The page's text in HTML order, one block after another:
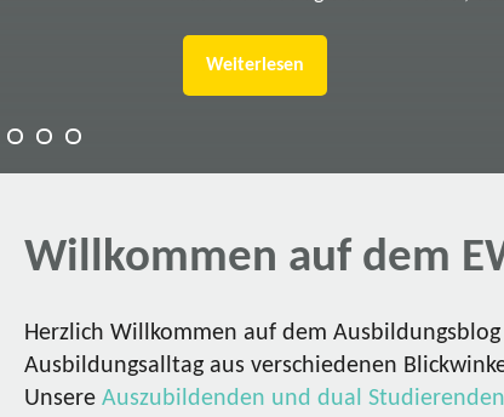
Weiterlesen
Willkommen auf dem
Herzlich Willkommen auf dem
Ausbildungsalltag aus verschiedenen
Unsere Auszubildenden und dual Studierenden